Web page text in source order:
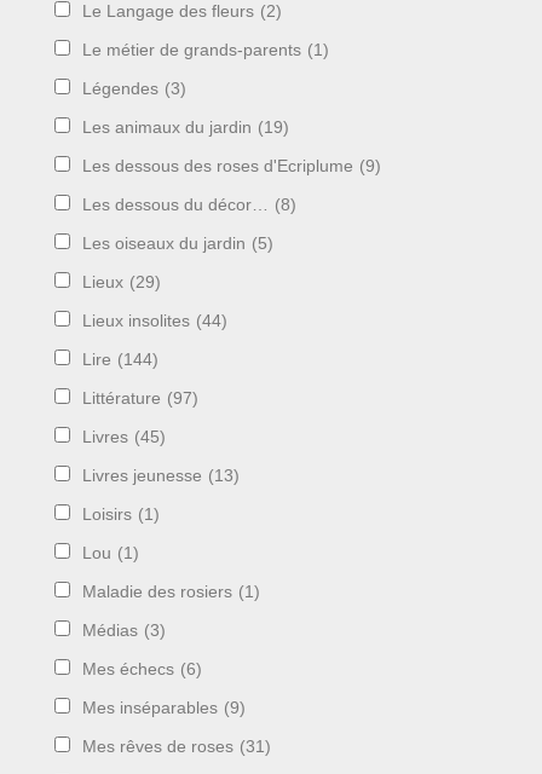
Le Langage des fleurs (2)
Le métier de grands-parents (1)
Légendes (3)
Les animaux du jardin (19)
Les dessous des roses d'Ecriplume (9)
Les dessous du décor… (8)
Les oiseaux du jardin (5)
Lieux (29)
Lieux insolites (44)
Lire (144)
Littérature (97)
Livres (45)
Livres jeunesse (13)
Loisirs (1)
Lou (1)
Maladie des rosiers (1)
Médias (3)
Mes échecs (6)
Mes inséparables (9)
Mes rêves de roses (31)